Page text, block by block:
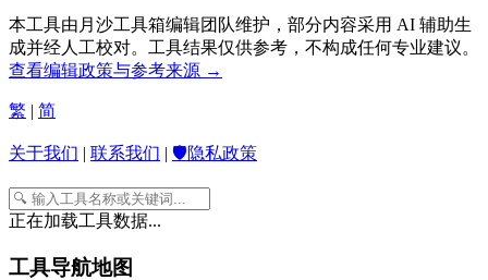
本工具由月沙工具箱编辑团队维护，部分内容采用 AI 辅助生
成并经人工校对。工具结果仅供参考，不构成任何专业建议。
查看编辑政策与参考来源 →
繁 | 简
关于我们 | 联系我们 | 🛡️隐私政策
正在加载工具数据...
工具导航地图